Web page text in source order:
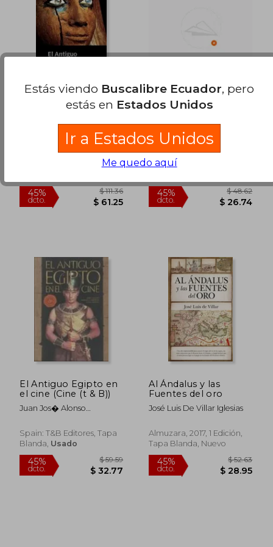
40%
dcto. $ 62.15
Parra, Jose Miguel
45%
Disparues (en
Catalán)
Aa.Vv
, Nuevo
45%
El Antiguo Egipto en
el cine (Cine (t & B))
Juan Jos� Alonso
�lvarez MAstache,Jorge
Alonso Men�ndez
Spain: T&B Editores, Tapa
Blanda, Usado
Al Ándalus y las
Fuentes del oro
José Luis De Villar Iglesias
Almuzara, 2017, 1 Edición,
Tapa Blanda, Nuevo
Estás viendo Buscalibre Ecuador, pero
estás en Estados Unidos
Ir a Estados Unidos
Me quedo aquí